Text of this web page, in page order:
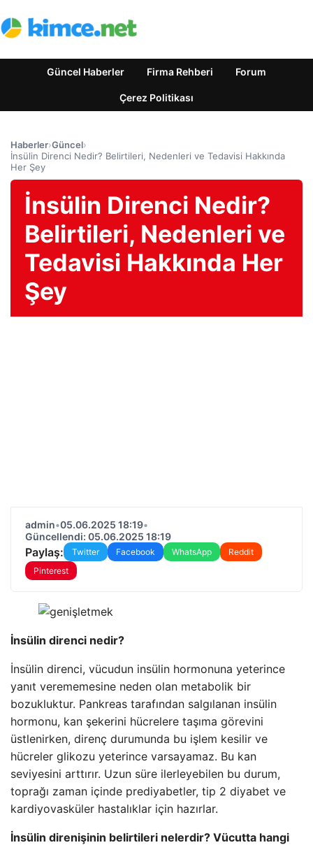
Güncel Haberler Firma Rehberi Forum
Çerez Politikası
Haberler›Güncel›
İnsülin Direnci Nedir? Belirtileri, Nedenleri ve Tedavisi Hakkında
Her Şey
İnsülin Direnci Nedir?
Belirtileri, Nedenleri ve
Tedavisi Hakkında Her
Şey
admin•05.06.2025 18:19•
Güncellendi: 05.06.2025 18:19
Paylaş: Twitter Facebook WhatsApp
Reddit
Pinterest
İnsülin direnci nedir?
İnsülin direnci, vücudun insülin hormonuna yeterince
yanıt verememesine neden olan metabolik bir
bozukluktur. Pankreas tarafından salgılanan insülin
hormonu, kan şekerini hücrelere taşıma görevini
üstlenirken, direnç durumunda bu işlem kesilir ve
hücreler glikozu yeterince varsayamaz. Bu kan
seviyesini arttırır. Uzun süre ilerleyebilen bu durum,
toprağı zaman içinde prediyabetler, tip 2 diyabet ve
kardiyovasküler hastalıklar için hazırlar.
İnsülin direnişinin belirtileri nelerdir? Vücutta hangi